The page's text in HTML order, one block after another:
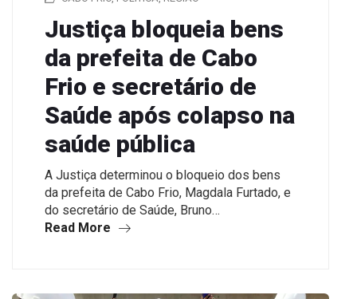
Justiça bloqueia bens
da prefeita de Cabo
Frio e secretário de
Saúde após colapso na
saúde pública
A Justiça determinou o bloqueio dos bens
da prefeita de Cabo Frio, Magdala Furtado, e
do secretário de Saúde, Bruno…
Read More